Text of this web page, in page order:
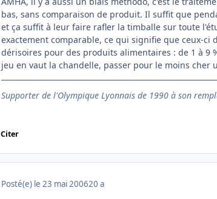
bas, sans comparaison de produit. Il suffit que
et ça suffit à leur faire rafler la timballe sur toute
exactement comparable, ce qui signifie que ceux-
dérisoires pour des produits alimentaires : de 1 à 9
jeu en vaut la chandelle, passer pour le moins cher
Supporter de l'Olympique Lyonnais de 1990 à son
Citer
Posté(e) le 23 mai 200620 a